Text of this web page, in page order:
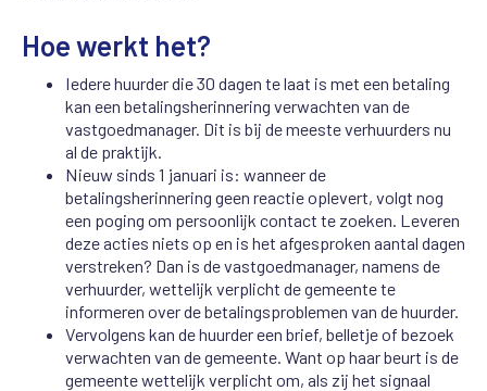
Hoe werkt het?
Iedere huurder die 30 dagen te laat is met een betaling
kan een betalingsherinnering verwachten van de
vastgoedmanager. Dit is bij de meeste verhuurders nu
al de praktijk.
Nieuw sinds 1 januari is: wanneer de
betalingsherinnering geen reactie oplevert, volgt nog
een poging om persoonlijk contact te zoeken. Leveren
deze acties niets op en is het afgesproken aantal dagen
verstreken? Dan is de vastgoedmanager, namens de
verhuurder, wettelijk verplicht de gemeente te
informeren over de betalingsproblemen van de huurder.
Vervolgens kan de huurder een brief, belletje of bezoek
verwachten van de gemeente. Want op haar beurt is de
gemeente wettelijk verplicht om, als zij het signaal